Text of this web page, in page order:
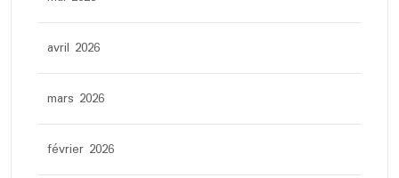
avril 2026
mars 2026
février 2026